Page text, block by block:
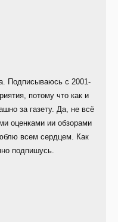
Подписываюсь с 2001-
потому что как и
за газету. Да, не всё
оценками ии обзорами
всем сердцем. Как
подпишусь.